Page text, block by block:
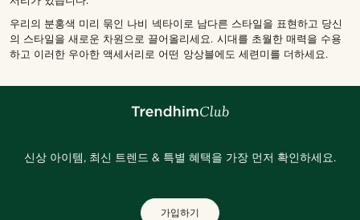
우리의 분홍색 미리 묶인 나비 넥타이로 남다른 스타일을 표현하고 당신
의 스타일을 새로운 차원으로 끌어올리세요. 시대를 초월한 매력을 수용
하고 이러한 우아한 액세서리로 어떤 앙상블에도 세련미를 더하세요.
신상 아이템, 최신 트렌드 & 특별 혜택을 가장 먼저 확인하세요.
가입하기